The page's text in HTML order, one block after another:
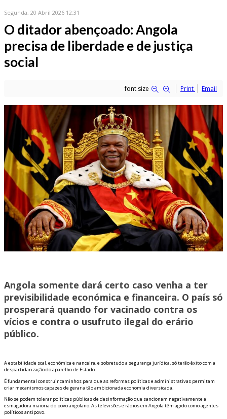
Segunda, 20 Abril 2026 12:31
O ditador abençoado: Angola
precisa de liberdade e de justiça
social
font size Print Email
Angola somente dará certo caso venha a ter
previsibilidade económica e financeira. O país só
prosperará quando for vacinado contra os
vícios e contra o usufruto ilegal do erário
público.
A estabilidade fiscal, económica e financeira, e sobretudo a segurança jurídica, só terão êxito com a
despartidarização do aparelho de Estado.
É fundamental construir caminhos para que as reformas políticas e administrativas permitam
criar mecanismos capazes de gerar a tão ambicionada economia diversificada.
Não se podem tolerar políticas públicas de desinformação que sancionam negativamente a
esmagadora maioria do povo angolano. As televisões e rádios em Angola têm agido como agentes
políticos antipovo.